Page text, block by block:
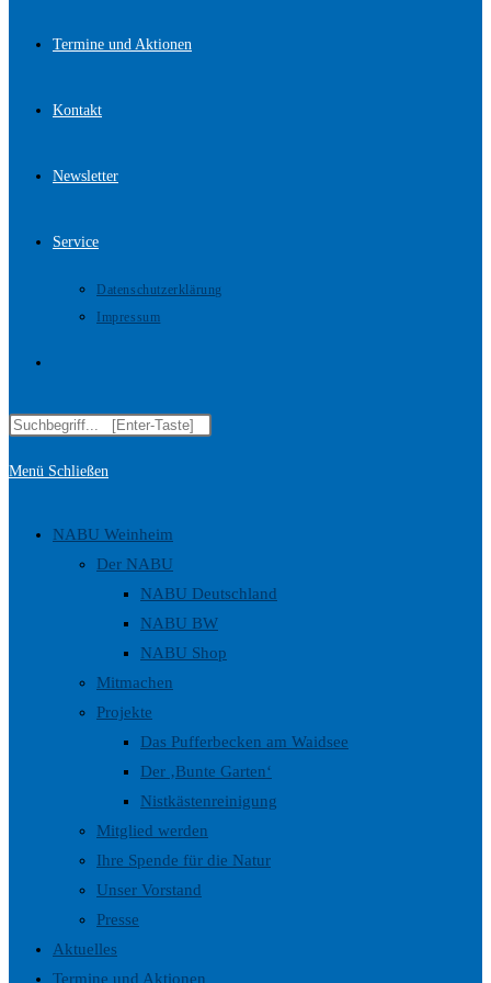
Termine und Aktionen
Kontakt
Newsletter
Service
Datenschutzerklärung
Impressum
Suche
Diese
durchsuchen
Menü Schließen
NABU Weinheim
Der NABU
NABU Deutschland
NABU BW
NABU Shop
Mitmachen
Projekte
Das Pufferbecken am Waidsee
Der ‚Bunte Garten‘
Nistkästenreinigung
Mitglied werden
Ihre Spende für die Natur
Unser Vorstand
Presse
Aktuelles
Termine und Aktionen